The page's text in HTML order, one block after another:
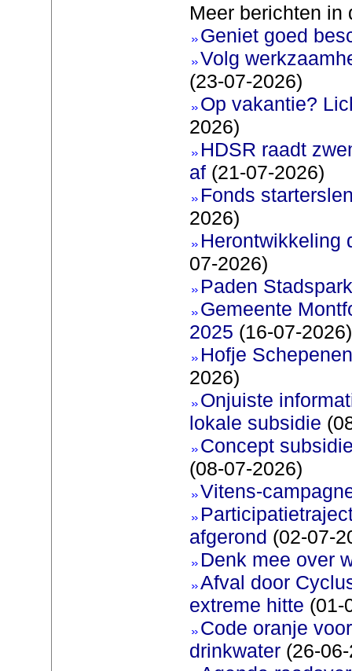
Meer berichten in
Geniet goed
Volg
(23-07-2026)
Op vakantie?
2026)
HDSR raadt
af(21-07-2026)
Fonds
2026)
Herontwikkeling
07-2026)
Paden
Gemeente
2025 (16-07-2026)
Hofje
2026)
Onjuiste
lokale subsidie
Concept
(08-07-2026)
Vitens-
afgerond (02-07-
Denk mee over
Afval door
extreme hitte (01-
Code oranje
drinkwater(26-06-